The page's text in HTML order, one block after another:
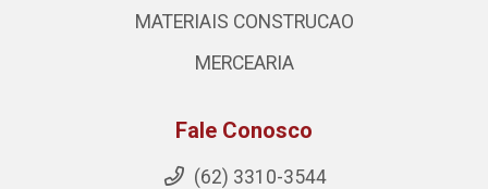
MATERIAIS CONSTRUCAO
MERCEARIA
Fale Conosco
(62) 3310-3544